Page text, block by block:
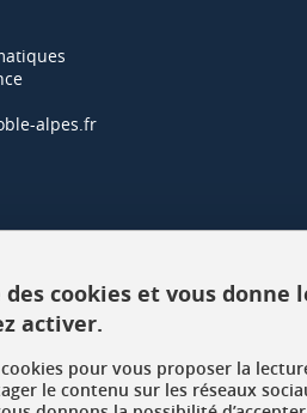
alpes.fr
cookies et vous donne
activer.
pour vous proposer la
le contenu sur les réseaux